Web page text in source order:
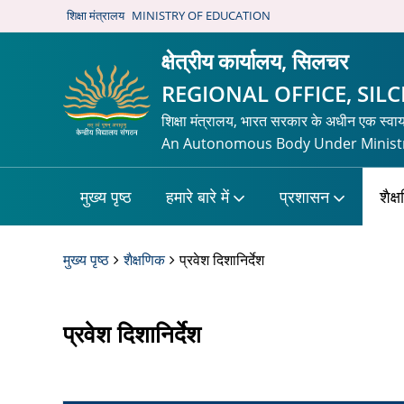
शिक्षा मंत्रालय MINISTRY OF EDUCATION
क्षेत्रीय कार्यालय, सिलचर
REGIONAL OFFICE,
शिक्षा मंत्रालय, भारत सरकार के अधीन एक
An Autonomous Body Under
मुख्य पृष्ठ हमारे बारे में प्रशासन
मुख्य पृष्ठ शैक्षणिक प्रवेश दिशानिर्देश
प्रवेश दिशानिर्देश